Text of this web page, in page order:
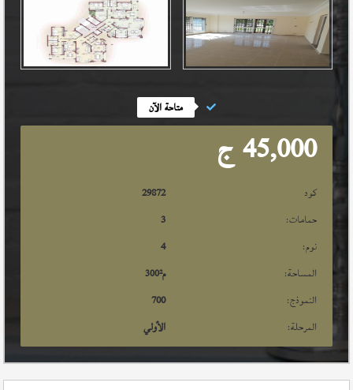
متاحة الآن
45,000 ج
كود
29872
حمامات:
3
نوم:
4
المساحة:
300م²
النموذج:
700
المرحلة:
الأولي